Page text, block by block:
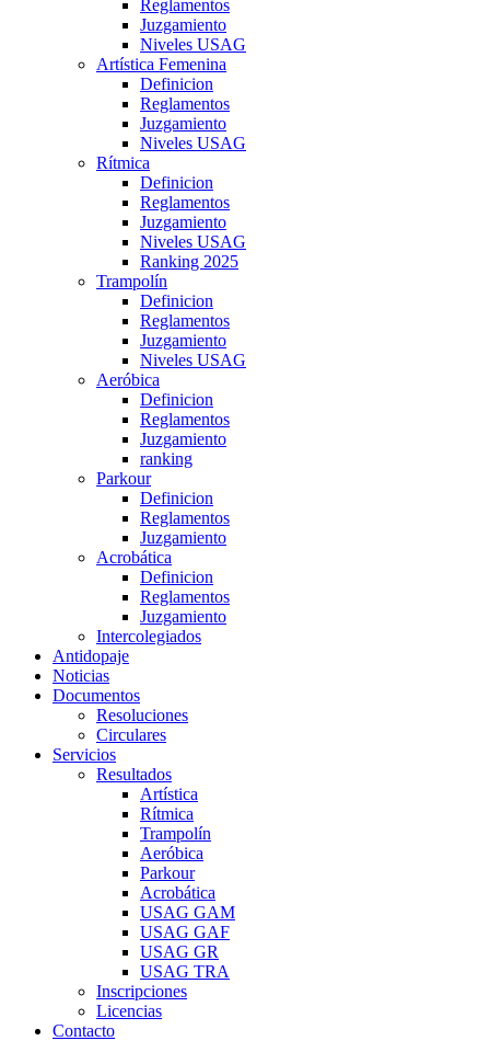
Reglamentos
Juzgamiento
Niveles USAG
Artística Femenina
Definicion
Reglamentos
Juzgamiento
Niveles USAG
Rítmica
Definicion
Reglamentos
Juzgamiento
Niveles USAG
Ranking 2025
Trampolín
Definicion
Reglamentos
Juzgamiento
Niveles USAG
Aeróbica
Definicion
Reglamentos
Juzgamiento
ranking
Parkour
Definicion
Reglamentos
Juzgamiento
Acrobática
Definicion
Reglamentos
Juzgamiento
Intercolegiados
Antidopaje
Noticias
Documentos
Resoluciones
Circulares
Servicios
Resultados
Artística
Rítmica
Trampolín
Aeróbica
Parkour
Acrobática
USAG GAM
USAG GAF
USAG GR
USAG TRA
Inscripciones
Licencias
Contacto